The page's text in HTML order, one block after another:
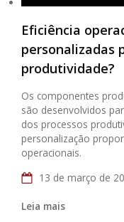
Eficiência
personalizadas
produtividade?
Os componentes
são desenvolvidos
dos processos
personalização
operacionais.
13 de março de
Leia mais